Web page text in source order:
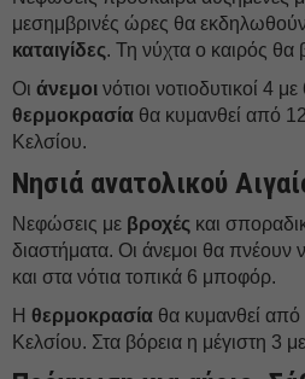
μεσημβρινές ώρες θα
καταιγίδες. Τη νύχτα ο καιρός θα
Οι άνεμοι νότιοι νοτιοδυτικοί 4
θερμοκρασία θα κυμανθεί από
Κελσίου.
Νησιά ανατολικού
Νεφώσεις με βροχές και
διαστήματα. Οι άνεμοι θα πνέουν
και στα νότια τοπικά 6 μποφόρ.
Η θερμοκρασία θα κυμανθεί
Κελσίου. Στα βόρεια η μέγιστη 3